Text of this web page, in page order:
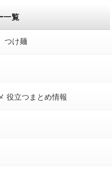
一覧
つけ麺
役立つまとめ情報